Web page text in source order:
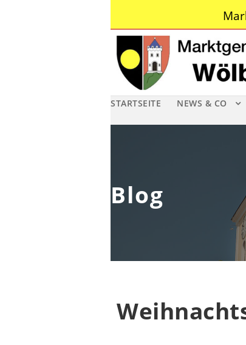
STARTSEITE NEWS & CO
Blog